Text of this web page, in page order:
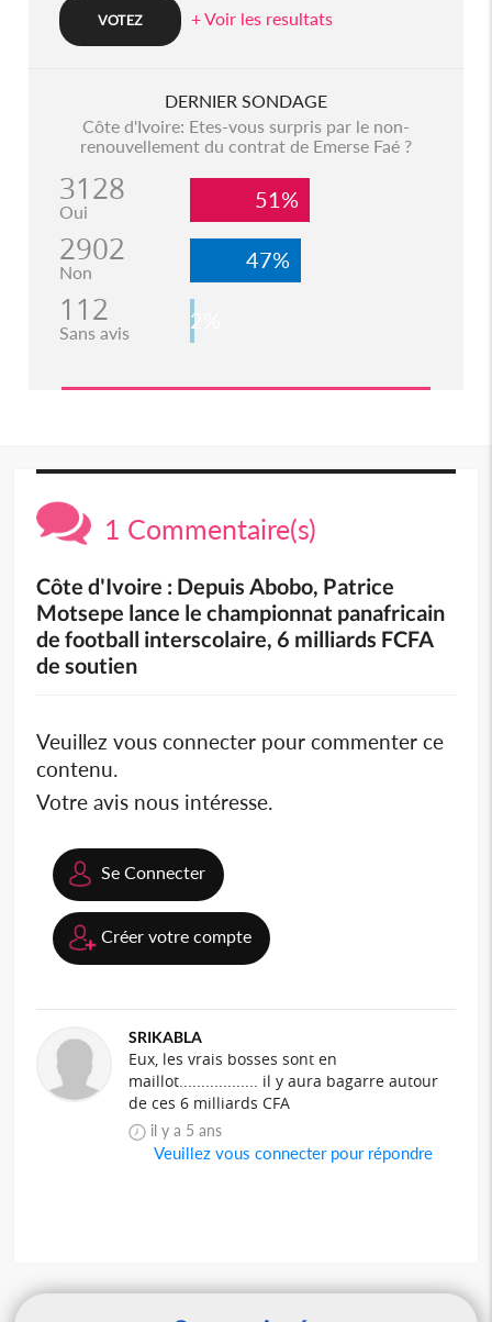
+ Voir les resultats
DERNIER SONDAGE
Côte d'Ivoire: Etes-vous surpris par le non-
renouvellement du contrat de Emerse Faé ?
3128
Oui 51%
2902
Non 47%
112
Sans avis 2%
1 Commentaire(s)
Côte d'Ivoire : Depuis Abobo, Patrice
Motsepe lance le championnat panafricain
de football interscolaire, 6 milliards FCFA
de soutien
Veuillez vous connecter pour commenter ce
contenu.
Votre avis nous intéresse.
Se Connecter
Créer votre compte
SRIKABLA
Eux, les vrais bosses sont en
maillot.................. il y aura bagarre autour
de ces 6 milliards CFA
il y a 5 ans
Veuillez vous connecter pour répondre